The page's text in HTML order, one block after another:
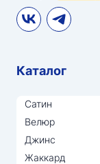
Каталог
Сатин
Велюр
Джинс
Жаккард